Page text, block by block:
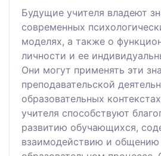
Будущие учителя владеют
современных
моделях, а также о
личности и ее
Они могут применять эти
преподавательской
образовательных
учителя способствуют
развитию обучающихся,
взаимодействию и общению